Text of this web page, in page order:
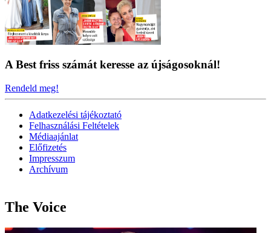
A Best friss számát keresse az újságosoknál!
Rendeld meg!
Adatkezelési tájékoztató
Felhasználási Feltételek
Médiaajánlat
Előfizetés
Impresszum
Archívum
The Voice